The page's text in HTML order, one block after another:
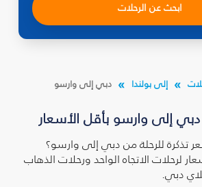
ابحث عن الرحلات
إلى بولندا دبي إلى وارسو
إلى وارسو بأقل الأسعار
تذكرة للرحلة من دبي إلى وارسو؟
لرحلات الاتجاه الواحد ورحلات الذهاب
دبي.